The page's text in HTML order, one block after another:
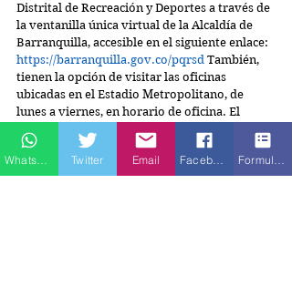
Distrital de Recreación y Deportes a través de
la ventanilla única virtual de la Alcaldía de
Barranquilla, accesible en el siguiente enlace:
https://barranquilla.gov.co/pqrsd También,
tienen la opción de visitar las oficinas
ubicadas en el Estadio Metropolitano, de
lunes a viernes, en horario de oficina. El
personal estará a disposición para brindar la
asistencia necesaria y resolver cualquier
consulta relacionada con el proceso de
Twitter Email